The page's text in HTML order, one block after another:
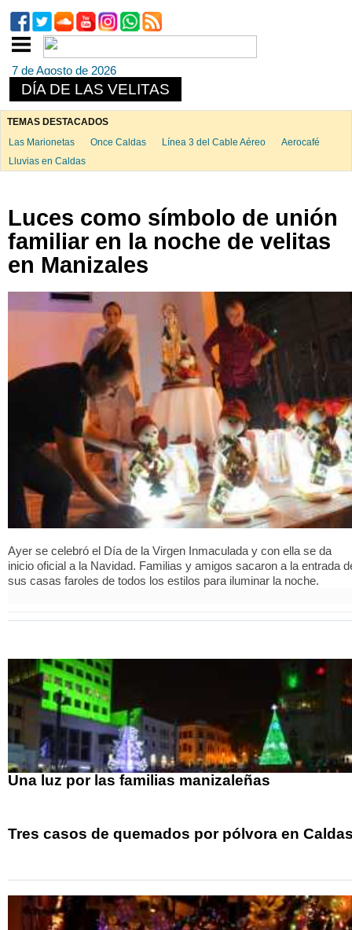
7 de Agosto de 2026
DÍA DE LAS VELITAS
TEMAS DESTACADOS
Las Marionetas
Once Caldas Línea 3 del Cable Aéreo
Aerocafé
Lluvias en Caldas
Luces como símbolo de unión
familiar en la noche de velitas
en Manizales
Ayer se celebró el Día de la Virgen Inmaculada y con ella se da
inicio oficial a la Navidad. Familias y amigos sacaron a la entrada
sus casas faroles de todos los estilos para iluminar la noche.
Una luz por las familias manizaleñas
Tres casos de quemados por pólvora en